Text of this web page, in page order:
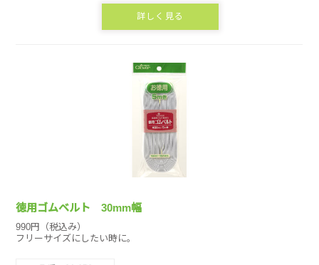
詳しく見る
徳用ゴムベルト 30mm幅
990円（税込み）
フリーサイズにしたい時に。